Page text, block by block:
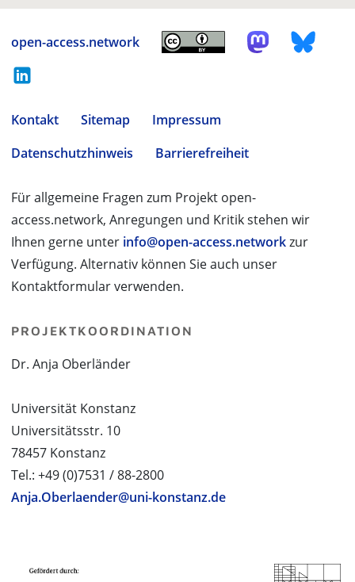
open-access.network
Kontakt Sitemap
Impressum
Datenschutzhinweis
Barrierefreiheit
Für allgemeine Fragen zum Projekt open-
access.network, Anregungen und Kritik stehen wir
Ihnen gerne unter info@open-access.networkzur
Verfügung. Alternativ können Sie auch unser
Kontaktformular verwenden.
PROJEKTKOORDINATION
Dr. Anja Oberländer
Universität Konstanz
Universitätsstr. 10
78457 Konstanz
Tel.: +49 (0)7531 / 88-2800
Anja.Oberlaender@uni-konstanz.de